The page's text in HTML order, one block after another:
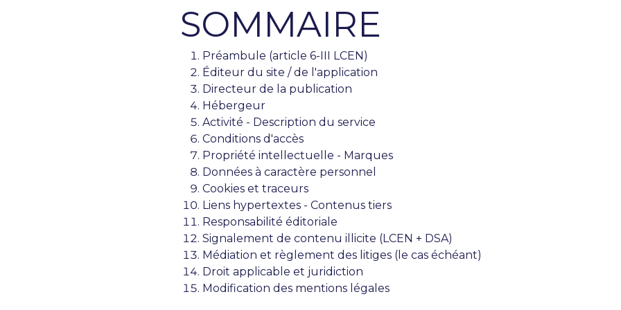
SOMMAIRE
Préambule (article 6-III LCEN)
Éditeur du site / de l'application
Directeur de la publication
Hébergeur
Activité - Description du service
Conditions d'accès
Propriété intellectuelle - Marques
Données à caractère personnel
Cookies et traceurs
Liens hypertextes - Contenus tiers
Responsabilité éditoriale
Signalement de contenu illicite (LCEN + DSA)
Médiation et règlement des litiges (le cas échéant)
Droit applicable et juridiction
Modification des mentions légales